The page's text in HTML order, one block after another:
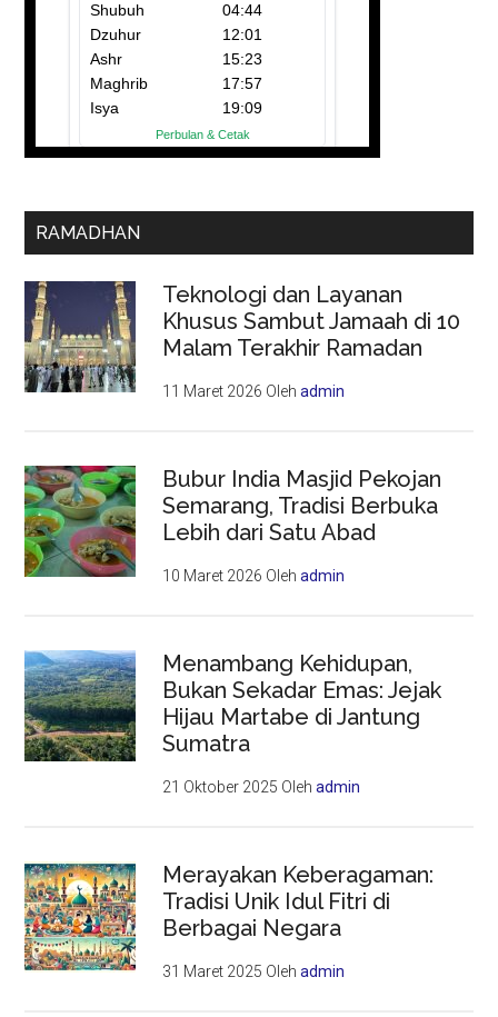
RAMADHAN
Teknologi dan Layanan
Khusus Sambut Jamaah di 10
Malam Terakhir Ramadan
11 Maret 2026 Olehadmin
Bubur India Masjid Pekojan
Semarang, Tradisi Berbuka
Lebih dari Satu Abad
10 Maret 2026 Olehadmin
Menambang Kehidupan,
Bukan Sekadar Emas: Jejak
Hijau Martabe di Jantung
Sumatra
21 Oktober 2025 Olehadmin
Merayakan Keberagaman:
Tradisi Unik Idul Fitri di
Berbagai Negara
31 Maret 2025 Olehadmin